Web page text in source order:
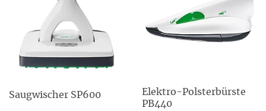
Saugwischer SP600
Elektro-Polsterbürste
PB440